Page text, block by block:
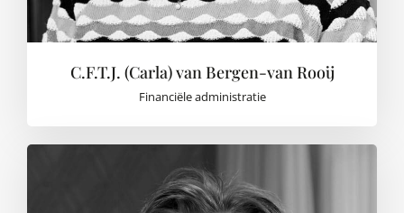
C.F.T.J. (Carla) van Bergen-van Rooij
Financiële administratie